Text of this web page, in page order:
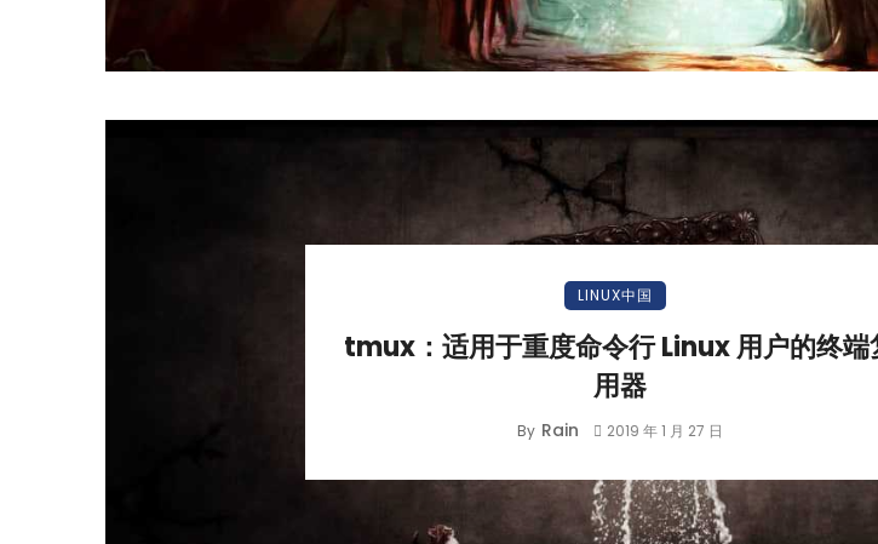
LINUX中国
tmux：适用于重度命令行 Linux 用户的终端
用器
By Rain 2019 年 1 月 27 日